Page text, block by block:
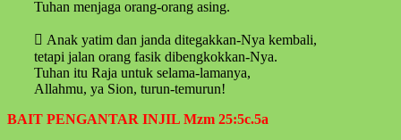
Tuhan menjaga orang-orang asing.
 Anak yatim dan janda ditegakkan-Nya kembali,
tetapi jalan orang fasik dibengkokkan-Nya.
Tuhan itu Raja untuk selama-lamanya,
Allahmu, ya Sion, turun-temurun!
BAIT PENGANTAR INJIL Mzm 25:5c.5a